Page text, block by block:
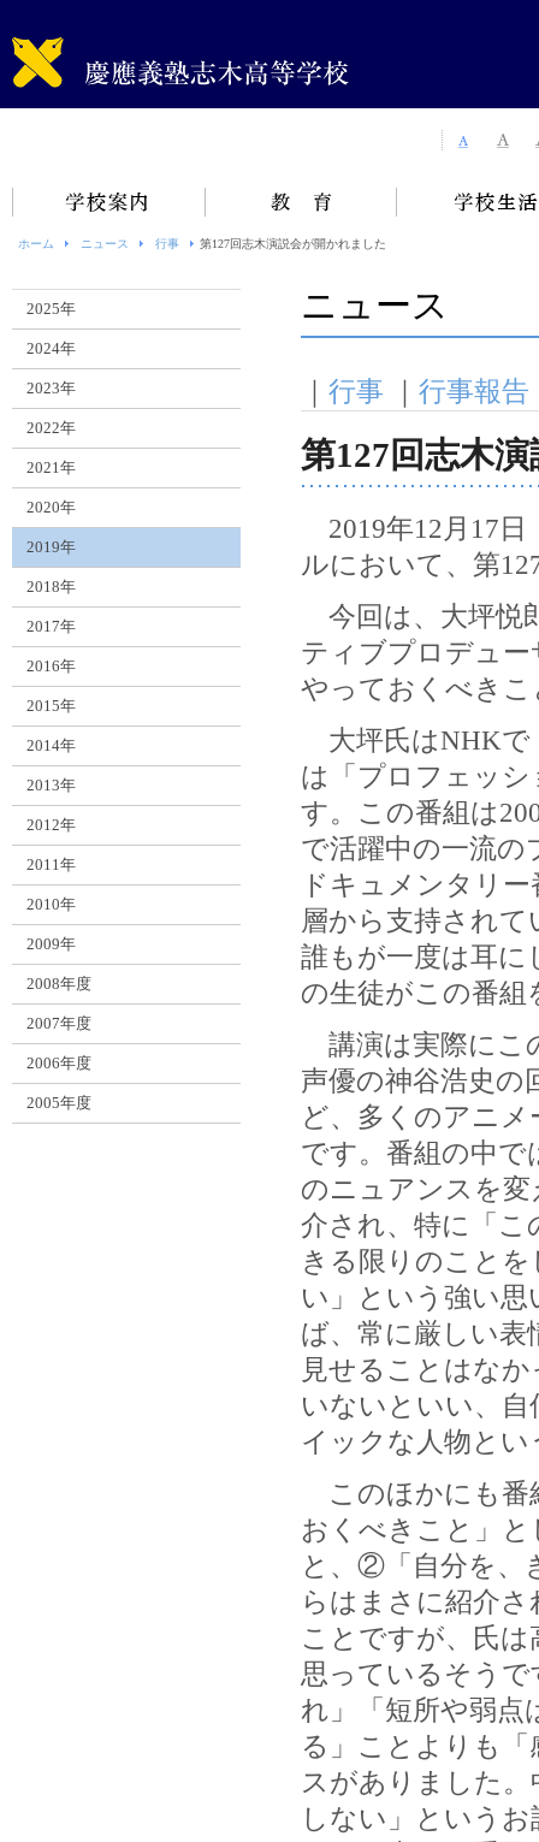
ホーム ニュース 行事 第127回志木演説会が開かれました
ニュース
行事 行事報告
第127回志木
2019年12月17日
ルにおいて、第
今回は、大坪悦
ティブプロデュ
やっておくべき
大坪氏はNHKで
は「プロフェッ
す。この番組は
で活躍中の一流の
ドキュメンタリ
層から支持されて
誰もが一度は耳
の生徒がこの番
講演は実際にこ
声優の神谷浩史の
ど、多くのアニ
です。番組の中で
のニュアンスを
介され、特に「こ
きる限りのこと
い」という強い
ば、常に厳しい表
見せることはな
いないといい、
イックな人物と
このほかにも番
おくべきこと」
と、②「自分を、
らはまさに紹介
ことですが、氏
思っているそうで
れ」「短所や弱点
る」ことよりも
スがありました
しない」という
2025年
2024年
2023年
2022年
2021年
2020年
2019年
2018年
2017年
2016年
2015年
2014年
2013年
2012年
2011年
2010年
2009年
2008年度
2007年度
2006年度
2005年度